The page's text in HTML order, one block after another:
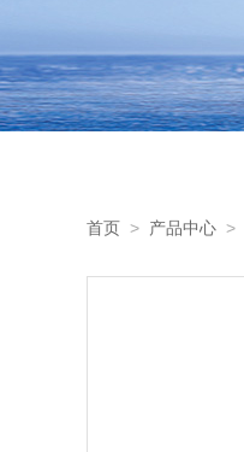
首页 > 产品中心 >